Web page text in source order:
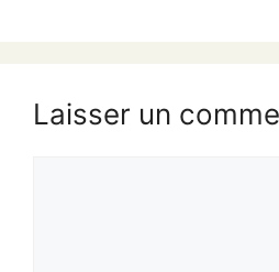
Laisser un